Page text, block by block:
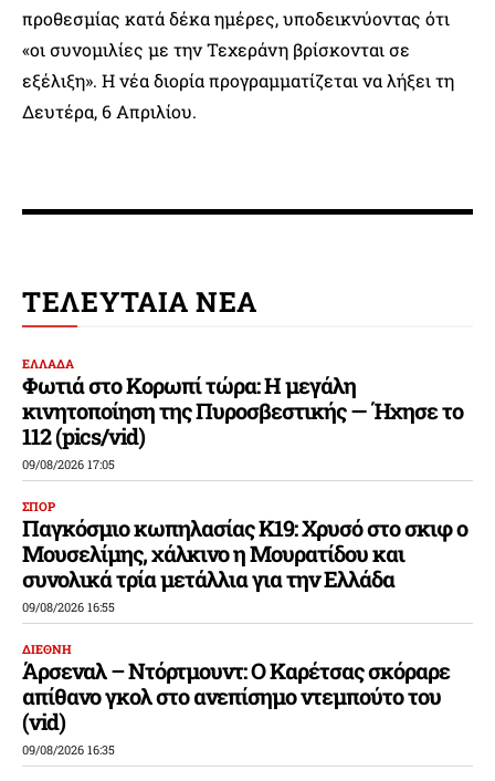
προθεσμίας κατά δέκα ημέρες, υποδεικνύοντας ότι
«οι συνομιλίες με την Τεχεράνη βρίσκονται σε
εξέλιξη». Η νέα διορία προγραμματίζεται να λήξει τη
Δευτέρα, 6 Απριλίου.
ΤΕΛΕΥΤΑΙΑ ΝΕΑ
ΕΛΛΑΔΑ
Φωτιά στο Κορωπί τώρα: Η μεγάλη
κινητοποίηση της Πυροσβεστικής — Ήχησε το
112 (pics/vid)
09/08/2026 17:05
ΣΠΟΡ
Παγκόσμιο κωπηλασίας Κ19: Χρυσό στο σκιφ ο
Μουσελίμης, χάλκινο η Μουρατίδου και
συνολικά τρία μετάλλια για την Ελλάδα
09/08/2026 16:55
ΔΙΕΘΝΗ
Άρσεναλ – Ντόρτμουντ: Ο Καρέτσας σκόραρε
απίθανο γκολ στο ανεπίσημο ντεμπούτο του
(vid)
09/08/2026 16:35